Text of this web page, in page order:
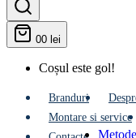
00 lei
Coșul este gol!
Branduri
Montare si service